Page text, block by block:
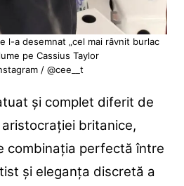
l-a desemnat „cel mai râvnit burlac
pe Cassius Taylor
/ @cee__t
și complet diferit de
britanice,
combinația perfectă între
și eleganța discretă a